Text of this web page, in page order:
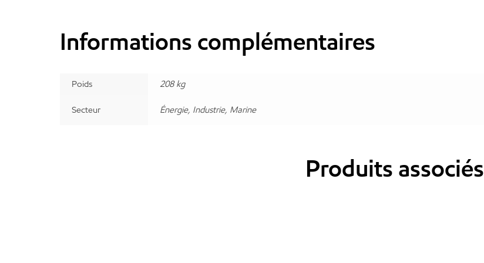
Informations complémentaires
Poids 208 kg
Secteur Énergie, Industrie, Marine
Produits associés